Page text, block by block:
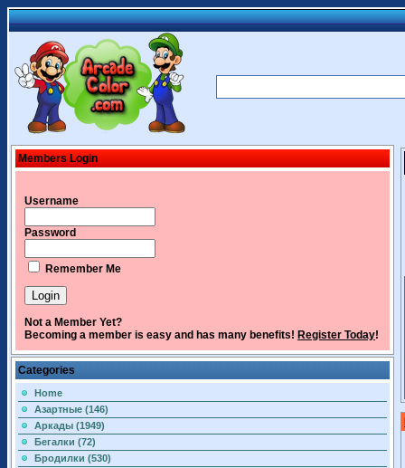
Members Login
Username
Password
Remember Me
Not a Member Yet?
Becoming a member is easy and has many benefits! Register Today!
Categories
Home
Азартные (146)
Аркады (1949)
Бегалки (72)
Бродилки (530)